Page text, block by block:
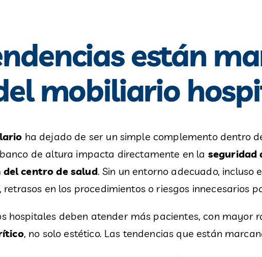
están
mobiliario
ha dejado de ser un simple complemento dentro
de altura impacta directamente en la seguridad
del centro de salud. Sin un entorno adecuado, incluso
en los procedimientos o riesgos innecesarios
hospitales deben atender más pacientes, con mayor
, no solo estético. Las tendencias que están